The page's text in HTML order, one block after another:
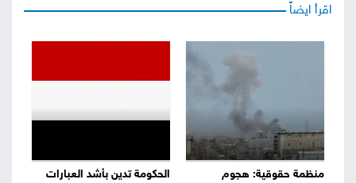
اقرأ ايضاً
منظمة حقوقية: هجوم
الحكومة تدين بأشد العبارات